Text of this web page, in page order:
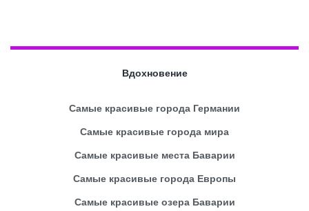
Вдохновение
Самые красивые города Германии
Самые красивые города мира
Самые красивые места Баварии
Самые красивые города Европы
Самые красивые озера Баварии